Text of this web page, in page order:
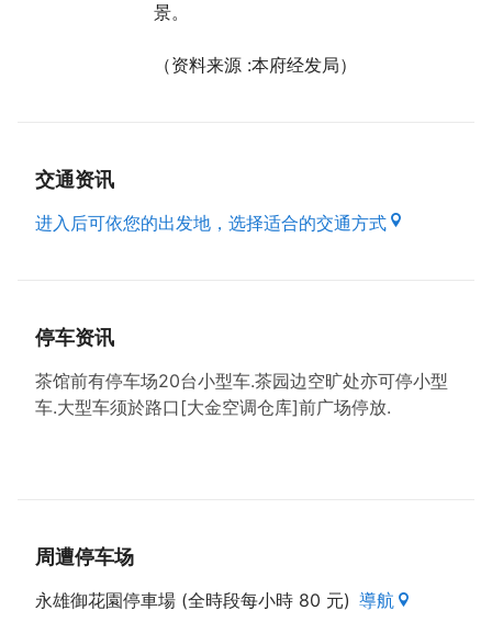
景。
（资料来源 :本府经发局）
交通资讯
进入后可依您的出发地，选择适合的交通方式
停车资讯
茶馆前有停车场20台小型车.茶园边空旷处亦可停小型
车.大型车须於路口[大金空调仓库]前广场停放.
周遭停车场
永雄御花園停車場 (全時段每小時 80 元) 導航